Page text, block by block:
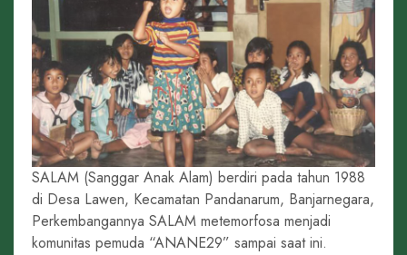
SALAM (Sanggar Anak Alam) berdiri pada tahun 1988
di Desa Lawen, Kecamatan Pandanarum, Banjarnegara,
Perkembangannya SALAM metemorfosa menjadi
komunitas pemuda “ANANE29” sampai saat ini.